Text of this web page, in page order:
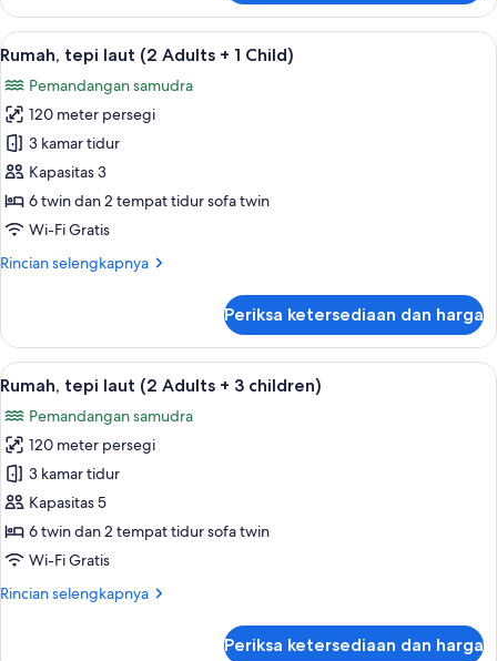
Apartemen
Deluks
(4
+
Child)
Lihat
semua
foto
untuk
Rumah,
tepi
laut
(2
+
13
Rumah, tepi laut (2 Adults + 1 Child)
Pemandangan samudra
120 meter persegi
3 kamar tidur
Kapasitas 3
6 twin dan 2 tempat tidur sofa twin
Wi-Fi Gratis
Rincian selengkapnya
Rincian
Rumah,
tepi
laut
Adults
+
Child)
Periksa ketersediaan dan harga
Lihat
semua
foto
untuk
Rumah,
tepi
laut
(2
+
13
Rumah, tepi laut (2 Adults + 3 children)
Pemandangan samudra
120 meter persegi
3 kamar tidur
Kapasitas 5
6 twin dan 2 tempat tidur sofa twin
Wi-Fi Gratis
Rincian selengkapnya
Rincian
Periksa ketersediaan dan harga